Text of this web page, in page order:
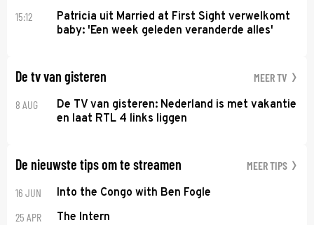
15:12
Patricia uit Married at First Sight verwelkomt
baby: 'Een week geleden veranderde alles'
De tv van gisteren MEER TV
8 AUG
De TV van gisteren: Nederland is met vakantie
en laat RTL 4 links liggen
De nieuwste tips om te streamen MEER TIPS
16 JUN Into the Congo with Ben Fogle
25 APR The Intern